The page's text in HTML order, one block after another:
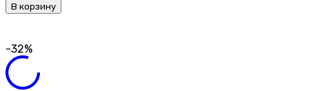
В корзину
-32%